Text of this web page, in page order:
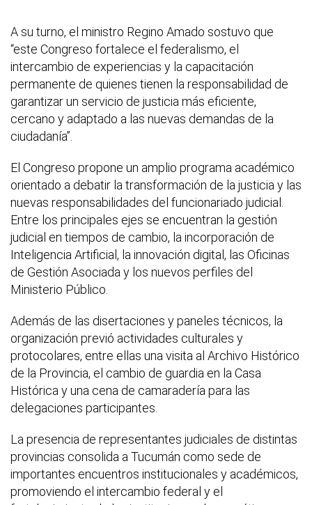
A su turno, el ministro Regino Amado sostuvo que
“este Congreso fortalece el federalismo, el
intercambio de experiencias y la capacitación
permanente de quienes tienen la responsabilidad de
garantizar un servicio de justicia más eficiente,
cercano y adaptado a las nuevas demandas de la
ciudadanía”.
El Congreso propone un amplio programa académico
orientado a debatir la transformación de la justicia y las
nuevas responsabilidades del funcionariado judicial.
Entre los principales ejes se encuentran la gestión
judicial en tiempos de cambio, la incorporación de
Inteligencia Artificial, la innovación digital, las Oficinas
de Gestión Asociada y los nuevos perfiles del
Ministerio Público.
Además de las disertaciones y paneles técnicos, la
organización previó actividades culturales y
protocolares, entre ellas una visita al Archivo Histórico
de la Provincia, el cambio de guardia en la Casa
Histórica y una cena de camaradería para las
delegaciones participantes.
La presencia de representantes judiciales de distintas
provincias consolida a Tucumán como sede de
importantes encuentros institucionales y académicos,
promoviendo el intercambio federal y el